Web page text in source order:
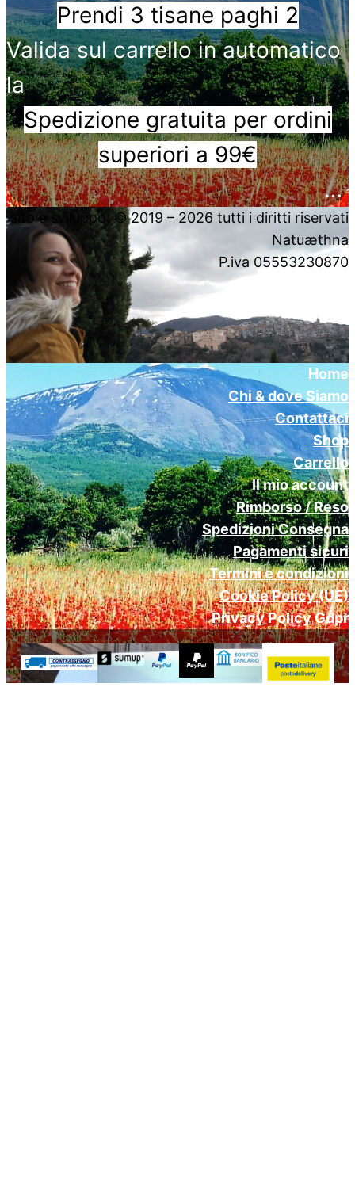
Prendi 3 tisane paghi 2
Valida sul carrello in automatico
la
Spedizione gratuita per ordini
superiori a 99€
….
sito e sviluppo: © 2019 – 2026 tutti i diritti riservati
Natuæthna
P.iva 05553230870
Home
Chi & dove Siamo
Contattaci
Shop
Carrello
Il mio account
Rimborso / Reso
Spedizioni Consegna
Pagamenti sicuri
Termini e condizioni
Cookie Policy (UE)
Privacy Policy Gdpr